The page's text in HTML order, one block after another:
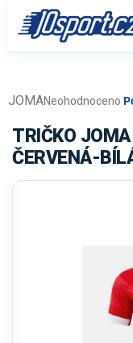
obsah
Průměrné
produktu
je
0,0
Neohodnoceno
JOMA
TRIČKO JOMA
ČERVENÁ-